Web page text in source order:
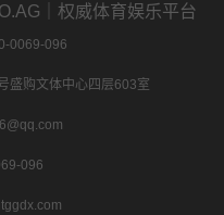
｜权威体育娱乐平台
0069-096
盛购文体中心四层603室
096